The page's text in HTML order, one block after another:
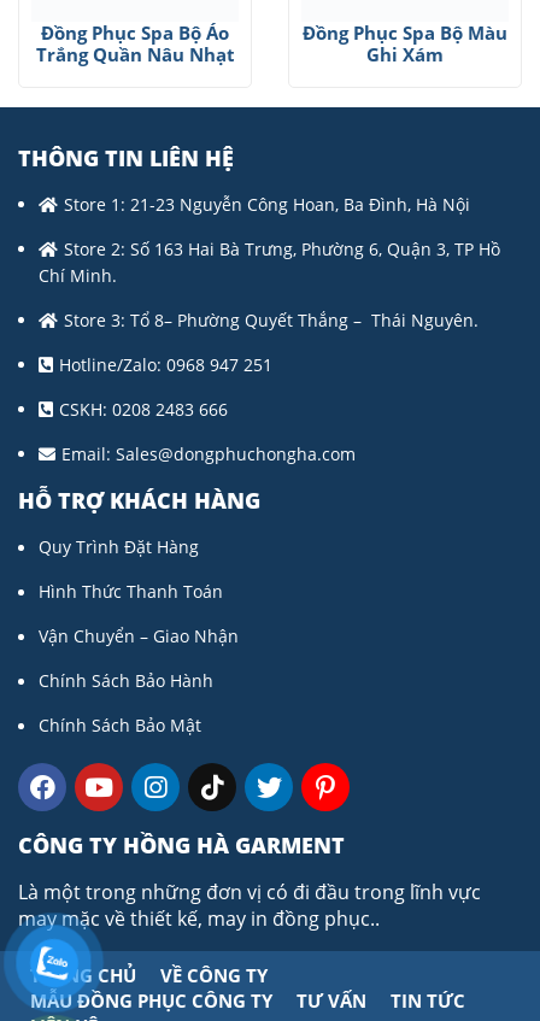
Đồng Phục Spa Bộ Áo
Trắng Quần Nâu Nhạt
Đồng Phục Spa Bộ Màu
Ghi Xám
THÔNG TIN LIÊN HỆ
Store 1: 21-23 Nguyễn Công Hoan, Ba Đình, Hà Nội
Store 2: Số 163 Hai Bà Trưng, Phường 6, Quận 3, TP Hồ
Chí Minh.
Store 3: Tổ 8– Phường Quyết Thắng – Thái Nguyên.
Hotline/Zalo: 0968 947 251
CSKH: 0208 2483 666
Email: Sales@dongphuchongha.com
HỖ TRỢ KHÁCH HÀNG
Quy Trình Đặt Hàng
Hình Thức Thanh Toán
Vận Chuyển – Giao Nhận
Chính Sách Bảo Hành
Chính Sách Bảo Mật
CÔNG TY HỒNG HÀ GARMENT
Là một trong những đơn vị có đi đầu trong lĩnh vực
may mặc về thiết kế, may in đồng phục..
TRANG CHỦ
VỀ CÔNG TY
MẪU ĐỒNG PHỤC CÔNG TY
TƯ VẤN
TIN TỨC